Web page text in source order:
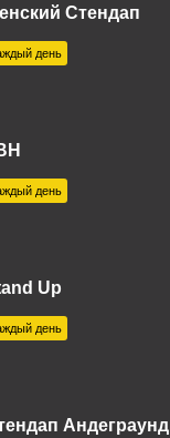
FM
Стендап
день
день
Up
день
Андеграунд